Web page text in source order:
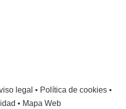
legal • Política de cookies•
• Mapa Web